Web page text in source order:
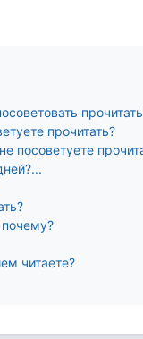
прочитать?
посоветуете
читаете?